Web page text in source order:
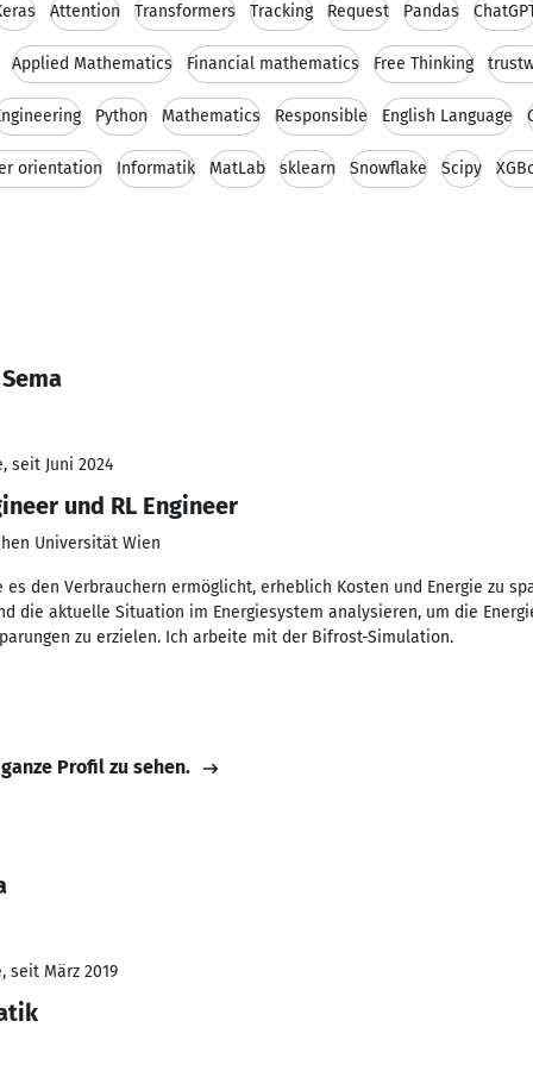
Attention Transformers Tracking Request Pandas
Applied Mathematics Financial mathematics Free Thinking
Python Mathematics Responsible English Language
orientation Informatik MatLab sklearn Snowflake Scipy
seit Juni 2024
und RL Engineer
Universität Wien
den Verbrauchern ermöglicht, erheblich Kosten und Energie zu
die aktuelle Situation im Energiesystem analysieren, um die
zu erzielen. Ich arbeite mit der Bifrost-Simulation.
Profil zu sehen.
seit März 2019